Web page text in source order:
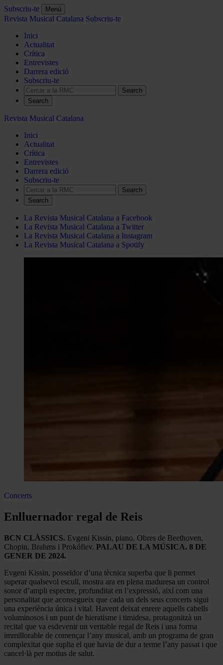
Subscriu-te Menú
Revista Musical Catalana Subscriu-te
Inici
Actualitat
Crítica
Entrevistes
Darrera edició
Subscriu-te
Search
Revista Musical Catalana
Inici
Actualitat
Crítica
Entrevistes
Darrera edició
Subscriu-te
Search
La Revista Musical Catalana a Facebook
La Revista Musical Catalana a Twitter
La Revista Musical Catalana a Instagram
La Revista Musical Catalana a Spotify
Concerts
Enlluernador regal de Reis
BCN CLÀSSICS. Evgeni Kissin, piano. Obres de Beethoven,
Chopin, Brahms i Prokófiev. PALAU DE LA MÚSICA. 8 DE
GENER DE 2024.
Evgeni Kissin, posseïdor d’una tècnica superba que li permet
superar qualsevol escull, mostra ara en plena maduresa un control
sonor d’ampli espectre, profunditat en l’expressió, així com una
personalitat que aconsegueix que cada un dels seus concerts sigui
una experiència única i vital. Havent deixat enrere aquells cabells
voluminosos i un punt de hieratisme i timidesa, protagonitzà un
recital que va esdevenir un veritable regal de Reis i una forma
immillorable de començar l’any musical, amb un programa de gran
complexitat que suplia el que havia de dur a terme l’any passat i que
cancel·là per motius de salut.